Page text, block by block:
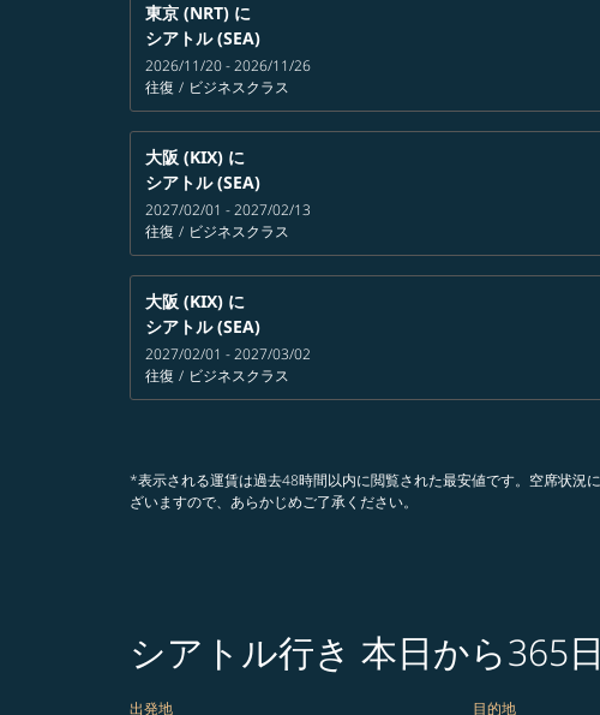
東京 (NRT) に
シアトル (SEA)
2026/11/20 - 2026/11/26
往復 / ビジネスクラス
大阪 (KIX) に
シアトル (SEA)
2027/02/01 - 2027/02/13
往復 / ビジネスクラス
大阪 (KIX) に
シアトル (SEA)
2027/02/01 - 2027/03/02
往復 / ビジネスクラス
*表示される運賃は過去48時間以内に閲覧された最安値です。空席状況
ざいますので、あらかじめご了承ください。
シアトル行き 本日から365
出発地 目的地